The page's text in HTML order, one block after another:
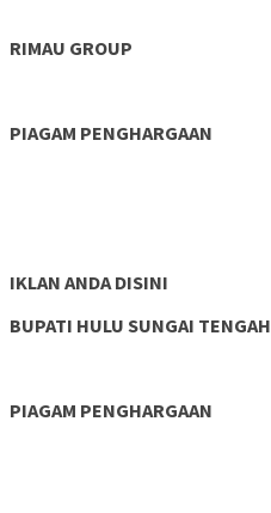
RIMAU GROUP
PIAGAM PENGHARGAAN
IKLAN ANDA DISINI
BUPATI HULU SUNGAI TENGAH
PIAGAM PENGHARGAAN